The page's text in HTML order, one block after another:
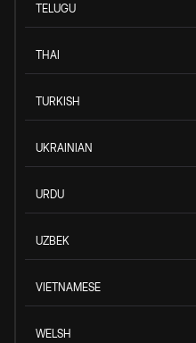
TELUGU
THAI
TURKISH
UKRAINIAN
URDU
UZBEK
VIETNAMESE
WELSH